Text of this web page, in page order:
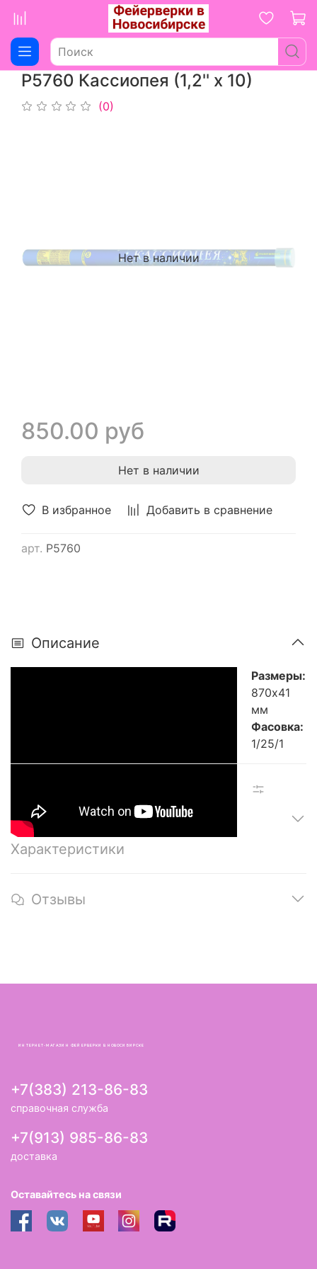
Р5760 Кассиопея (1,2'' х 10)
(0)
В избранное Добавить в сравнение
арт. Р5760
Нет в наличии
850.00 руб
Нет в наличии
Описание
Размеры:
870х41
мм
Фасовка:
1/25/1
Характеристики
Отзывы
ИНТЕРНЕТ-МАГАЗИН ФЕЙЕРВЕРКИ В НОВОСИБИРСКЕ
+7(383) 213-86-83
справочная служба
+7(913) 985-86-83
доставка
Оставайтесь на связи